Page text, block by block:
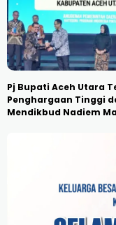
Pj Bupati Aceh Utara
Penghargaan Tinggi
Mendikbud Nadiem